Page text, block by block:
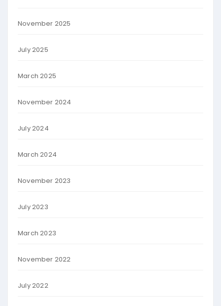
November 2025
July 2025
March 2025
November 2024
July 2024
March 2024
November 2023
July 2023
March 2023
November 2022
July 2022